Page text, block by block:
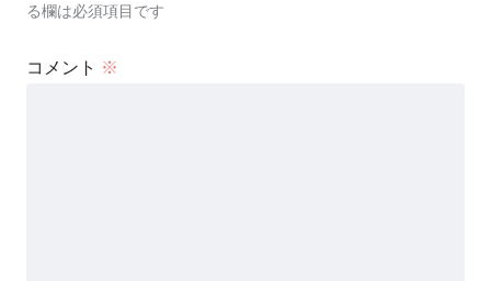
る欄は必須項目です
コメント ※